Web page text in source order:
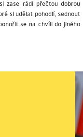
zase rádi přečtou dobrou
si udělat pohodlí, sednout
se na chvíli do jiného